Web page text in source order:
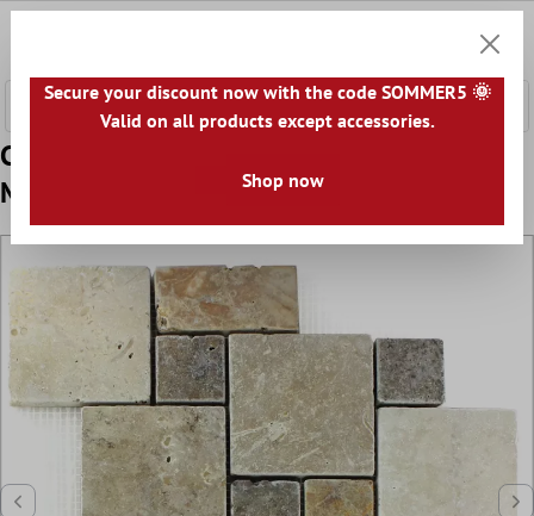
Campione Travertin Piastrella Invecchiato
Modello Romano
Secure your discount now with the code SOMMER5 🌞
Valid on all products except accessories.
Shop now